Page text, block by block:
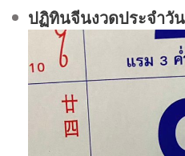
ปฏิทินจีนงวดประจําวั